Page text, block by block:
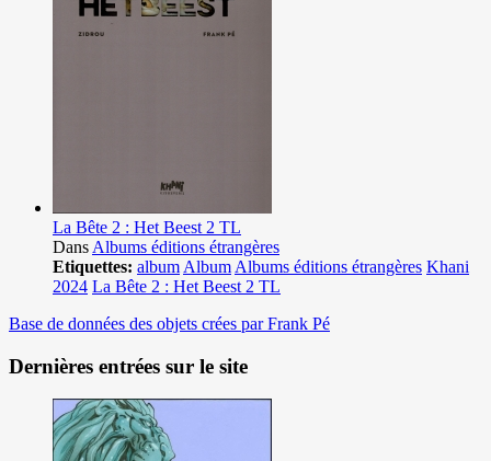
La Bête 2 : Het Beest 2 TL
Dans Albums éditions étrangères
Etiquettes: album Album Albums éditions étrangères Khani
2024 La Bête 2 : Het Beest 2 TL
Base de données des objets crées par Frank Pé
Dernières entrées sur le site